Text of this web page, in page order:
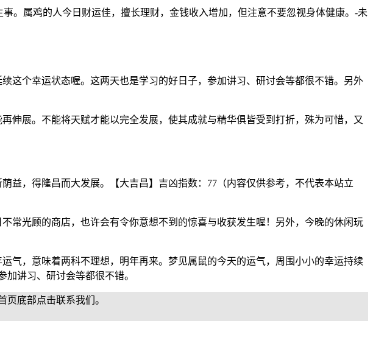
。属鸡的人今日财运佳，擅长理财，金钱收入增加，但注意不要忽视身体健康。-未
这个幸运状态喔。这两天也是学习的好日子，参加讲习、研讨会等都很不错。另外
伸展。不能将天赋才能以完全发展，使其成就与精华俱皆受到打折，殊为可惜，又
益，得隆昌而大发展。【大吉昌】吉凶指数：77（内容仅供参考，不代表本站立
常光顾的商店，也许会有令你意想不到的惊喜与收获发生喔！另外，今晚的休闲玩
气，意味着两科不理想，明年再来。梦见属鼠的今天的运气，周围小小的幸运持续
讲习、研讨会等都很不错。
底部点击联系我们。